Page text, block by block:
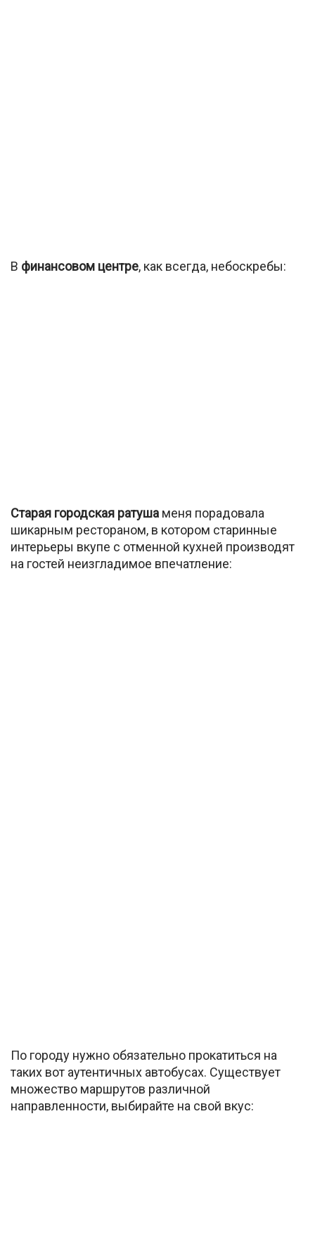
В финансовом центре, как всегда, небоскребы:
Старая городская ратуша меня порадовала
шикарным рестораном, в котором старинные
интерьеры вкупе с отменной кухней производят
на гостей неизгладимое впечатление:
По городу нужно обязательно прокатиться на
таких вот аутентичных автобусах. Существует
множество маршрутов различной
направленности, выбирайте на свой вкус: